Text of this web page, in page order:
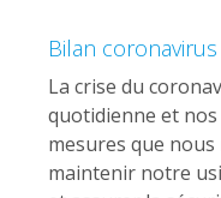
Bilan
La crise du
quotidienne et nos
mesures que
maintenir notre